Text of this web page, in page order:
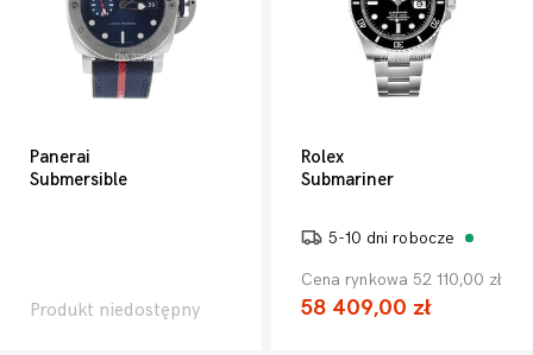
Panerai
Submersible
Produkt niedostępny
Rolex
Submariner
5-10 dni robocze
Cena rynkowa 52 110,00 zł
58 409,00 zł